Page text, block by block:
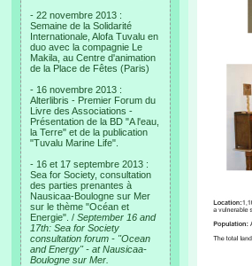
- 22 novembre 2013 :
Semaine de la Solidarité
Internationale, Alofa Tuvalu en
duo avec la compagnie Le
Makila, au Centre d'animation
de la Place de Fêtes (Paris)
- 16 novembre 2013 :
Alterlibris - Premier Forum du
Livre des Associations -
Présentation de la BD "A l'eau,
la Terre" et de la publication
"Tuvalu Marine Life".
- 16 et 17 septembre 2013 :
Sea for Society, consultation
des parties prenantes à
Nausicaa-Boulogne sur Mer
sur le thème "Océan et
Energie". / September 16 and
17th: Sea for Society
consultation forum - "Ocean
and Energy" - at Nausicaa-
Boulogne sur Mer.